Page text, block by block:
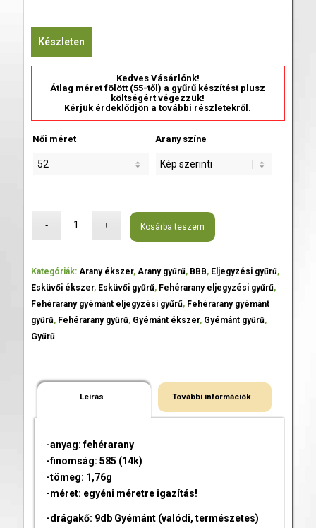
Készleten
Kedves Vásárlónk!
Átlag méret fölött (55-től) a gyűrű készítést plusz
költségért végezzük!
Kérjük érdeklődjön a további részletekről.
Női méret Arany színe
Kosárba teszem
Kategóriák: Arany ékszer, Arany gyűrű, BBB, Eljegyzési gyűrű,
Esküvői ékszer, Esküvői gyűrű, Fehérarany eljegyzési gyűrű,
Fehérarany gyémánt eljegyzési gyűrű, Fehérarany gyémánt
gyűrű, Fehérarany gyűrű, Gyémánt ékszer, Gyémánt gyűrű,
Gyűrű
Leírás További információk
-anyag: fehérarany
-finomság: 585 (14k)
-tömeg: 1,76g
-méret: egyéni méretre igazítás!
-drágakő: 9db Gyémánt (valódi, természetes)